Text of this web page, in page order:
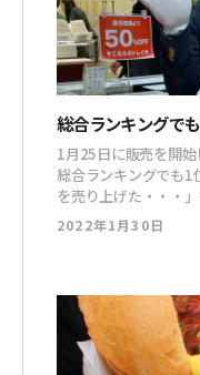
総合ランキングで
1月25日に販売を開始
総合ランキングでも1位になりま
を売り上げた・・・」 なーんて言っておいて1位を取れなか
ったら恥ずかしいの
（今見たら2位になってたけど） 購入し
2022年1月30日